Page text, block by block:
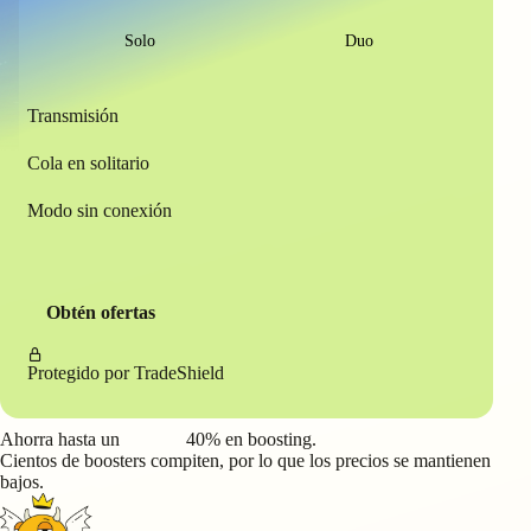
Solo Duo
Transmisión
Cola en solitario
Modo sin conexión
Obtén ofertas
Protegido porTradeShield
Ahorra hasta un 40% en boosting.
Cientos de boosters compiten, por lo que los precios se mantienen
bajos.